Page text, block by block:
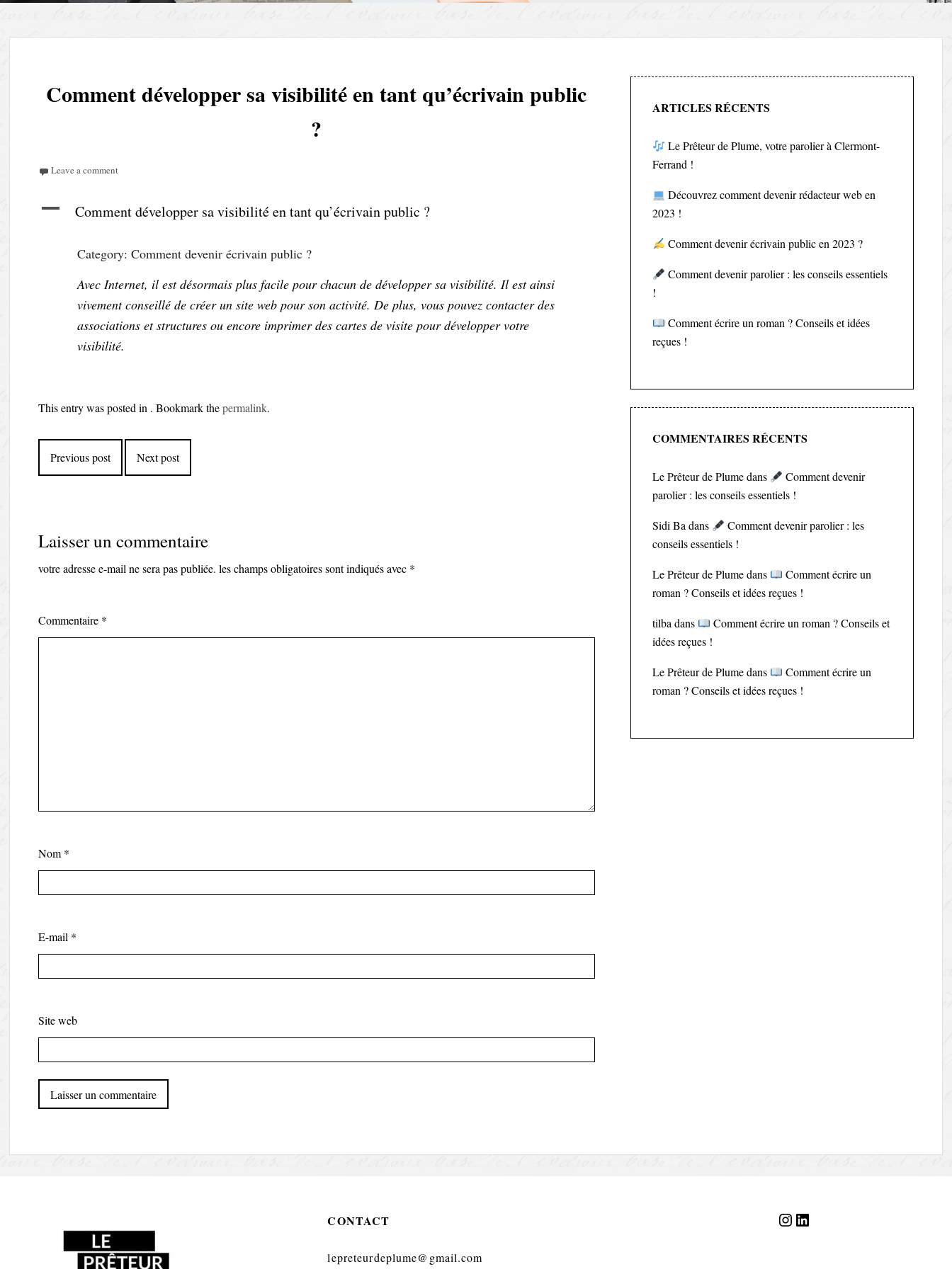
Comment développer sa visibilité en tant qu’écrivain public
?
Leave a comment
A Comment développer sa visibilité en tant qu’écrivain public ?
Category: Comment devenir écrivain public ?
Avec Internet, il est désormais plus facile pour chacun de développer sa visibilité. Il est ainsi
vivement conseillé de créer un site web pour son activité. De plus, vous pouvez contacter des
associations et structures ou encore imprimer des cartes de visite pour développer votre
visibilité.
This entry was posted in . Bookmark thepermalink.
Post
navigation
Previous post Next post
Laisser un commentaire
votre adresse e-mail ne sera pas publiée. les champs obligatoires sont indiqués avec *
Commentaire *
Nom *
E-mail *
Site web
ARTICLES RÉCENTS
Le Prêteur de Plume, votre parolier à Clermont-
Ferrand !
Découvrez comment devenir rédacteur web en
2023 !
Comment devenir écrivain public en 2023 ?
Comment devenir parolier : les conseils essentiels
!
Comment écrire un roman ? Conseils et idées
reçues !
COMMENTAIRES RÉCENTS
Le Prêteur de Plumedans
Comment devenir
parolier : les conseils essentiels !
Sidi Ba dans
Comment devenir parolier : les
conseils essentiels !
Le Prêteur de Plumedans
Comment écrire un
roman ? Conseils et idées reçues !
tilba dans
Comment écrire un roman ? Conseils et
idées reçues !
Le Prêteur de Plumedans
Comment écrire un
roman ? Conseils et idées reçues !
CONTACT
lepreteurdeplume@gmail.com
Instagram
LinkedIn